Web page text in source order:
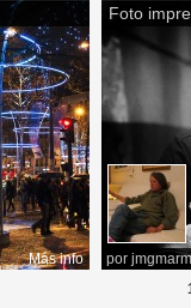
Más info
Foto
por